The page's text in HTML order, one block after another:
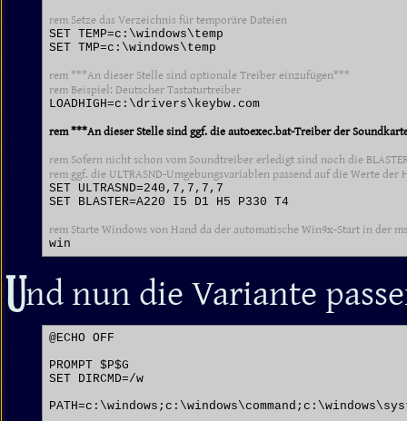
rem Setze das Verzeichnis für temporäre Dateien
SET TEMP=c:\windows\temp
SET TMP=c:\windows\temp
rem ***An dieser Stelle sind optionale Treiber einzufügen***
rem Beispiel: Deutscher Tastaturtreiber
LOADHIGH=c:\drivers\keybw.com
rem ***An dieser Stelle sind ggf. die autoexec.bat-Treiber der
rem Sofern nicht schon vom Soundtreiber erledigt sind noch die
rem ggf. die ULTRASND-Umgebungsvariablen passend auf die Werte
SET ULTRASND=240,7,7,7,7
SET BLASTER=A220 I5 D1 H5 P330 T4
rem Starte Windows von Hand da der automatische Win9x-Start in der
Und nun die Variante
@ECHO OFF
PROMPT $P$G
SET DIRCMD=/w